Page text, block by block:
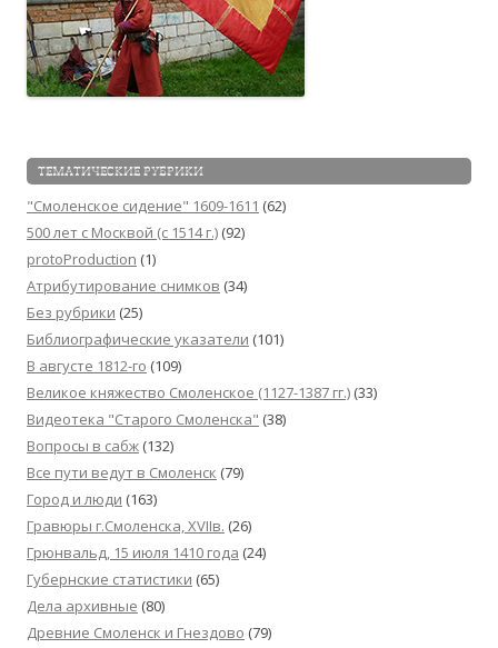
ТЕМАТИЧЕСКИЕ РУБРИКИ
"Смоленское сидение" 1609-1611 (62)
500 лет с Москвой (c 1514 г.) (92)
protoProduction (1)
Атрибутирование снимков (34)
Без рубрики (25)
Библиографические указатели (101)
В августе 1812-го (109)
Великое княжество Смоленское (1127-1387 гг.) (33)
Видеотека "Cтарого Смоленска" (38)
Вопросы в сабж (132)
Все пути ведут в Смоленск (79)
Город и люди (163)
Гравюры г.Смоленска, XVIIв. (26)
Грюнвальд, 15 июля 1410 года (24)
Губернские статистики (65)
Дела архивные (80)
Древние Смоленск и Гнездово (79)